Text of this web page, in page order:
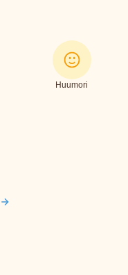
Huumori